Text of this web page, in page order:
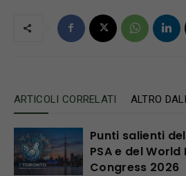
ARTICOLI CORRELATI ALTRO
Punti salienti
PSA e del
Congress 2026